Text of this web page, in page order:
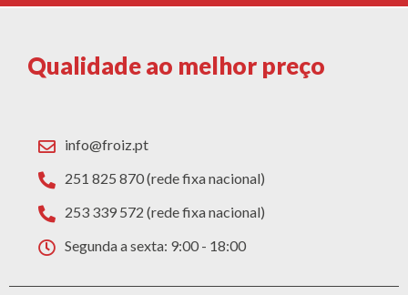
Qualidade ao melhor preço
info@froiz.pt
251 825 870 (rede fixa nacional)
253 339 572 (rede fixa nacional)
Segunda a sexta: 9:00 - 18:00